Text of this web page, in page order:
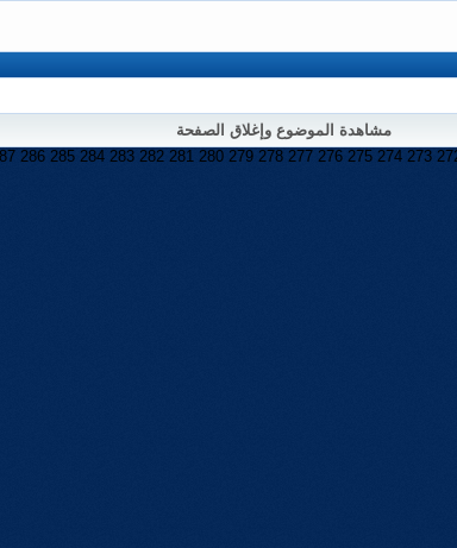
مشاهدة الموضوع وإغلاق الصفحة
273
274
275
276
277
278
279
280
281
282
283
284
285
286